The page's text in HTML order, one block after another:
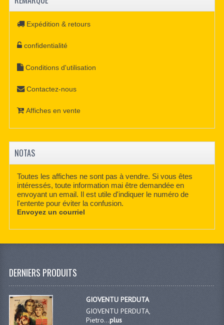
Expédition & retours
confidentialité
Conditions d'utilisation
Contactez-nous
Affiches en vente
NOTAS
Toutes les affiches ne sont pas à vendre. Si vous êtes
intéressés, toute information mai être demandée en
envoyant un email. Il est utile d'indiquer le numéro de
l'entente pour éviter la confusion.
Envoyez un courriel
DERNIERS PRODUITS
GIOVENTU PERDUTA
GIOVENTU PERDUTA,
Pietro...plus